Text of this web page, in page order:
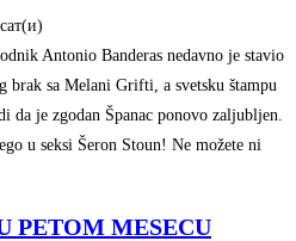
Antonio Banderas nedavno je stavio
brak sa Melani Grifti, a svetsku štampu
da je zgodan Španac ponovo zaljubljen.
u seksi Šeron Stoun! Ne možete ni
PETOM MESECU